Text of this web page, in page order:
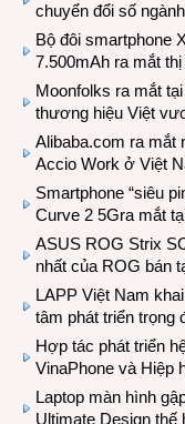
chuyển đổi số
Bộ đôi smartphone
7.500mAh ra mắt
Moonfolks ra mắt
thương hiệu Việt
Alibaba.com ra mắt
Accio Work ở Việt
Smartphone “siêu
Curve 2 5Gra mắt
ASUS ROG Strix
nhất của ROG bán
LAPP Việt Nam
tâm phát triển trọng
Hợp tác phát triển
VinaPhone và Hiệp
Laptop màn hình
Ultimate Design